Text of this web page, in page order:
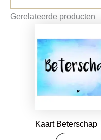
Gerelateerde producten
Kaart Beterschap